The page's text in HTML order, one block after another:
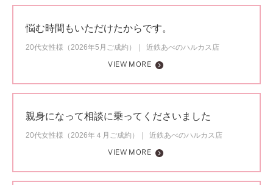
悩む時間もいただけたからです。
20代女性様（2026年5月ご成約）
近鉄あべのハルカス店
VIEW MORE
親身になって相談に乗ってくださいました
20代女性様（2026年４月ご成約）
近鉄あべのハルカス店
VIEW MORE